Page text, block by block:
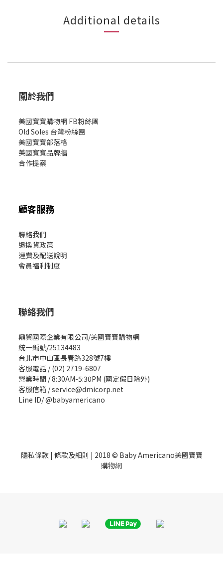
Additional details
關於我們
美國寶寶購物網 FB粉絲團
Old Soles 台灣粉絲團
美國寶寶部落格
美國寶寶品牌牆
合作提案
顧客服務
聯絡我們
退換貨政策
運費及配送說明
會員福利制度
聯絡我們
鼎貿國際企業有限公司/美國寶寶購物網
統一編號/25134483
台北市中山區長春路328號7樓
客服電話 / (02) 2719-6807
營業時間 / 8:30AM-5:30PM (國定假日除外)
客服信箱 / service@dmicorp.net
Line ID/ @babyamericano
隱私條款| 條款及細則 | 2018 © Baby Americano美國寶寶
購物網